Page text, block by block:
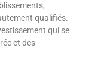
qualifiés.
qui se
et des